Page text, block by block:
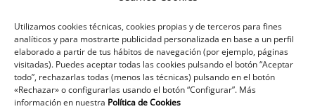
Utilizamos cookies técnicas, cookies propias y de terceros para fines
analíticos y para mostrarte publicidad personalizada en base a un perfil
elaborado a partir de tus hábitos de navegación (por ejemplo, páginas
visitadas). Puedes aceptar todas las cookies pulsando el botón “Aceptar
todo”, rechazarlas todas (menos las técnicas) pulsando en el botón
«Rechazar» o configurarlas usando el botón “Configurar”. Más
información en nuestra Política de Cookies